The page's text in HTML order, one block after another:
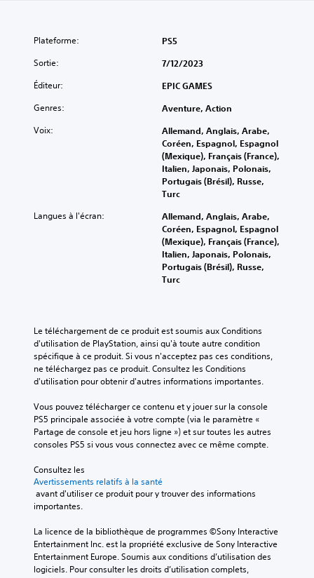
Plateforme: PS5
Sortie: 7/12/2023
Éditeur: EPIC GAMES
Genres: Aventure, Action
Voix:
Allemand, Anglais, Arabe,
Coréen, Espagnol, Espagnol
(Mexique), Français (France),
Italien, Japonais, Polonais,
Portugais (Brésil), Russe,
Turc
Langues à l'écran:
Allemand, Anglais, Arabe,
Coréen, Espagnol, Espagnol
(Mexique), Français (France),
Italien, Japonais, Polonais,
Portugais (Brésil), Russe,
Turc
Le téléchargement de ce produit est soumis aux Conditions
d'utilisation de PlayStation, ainsi qu'à toute autre condition
spécifique à ce produit. Si vous n'acceptez pas ces conditions,
ne téléchargez pas ce produit. Consultez les Conditions
d'utilisation pour obtenir d'autres informations importantes.
Vous pouvez télécharger ce contenu et y jouer sur la console
PS5 principale associée à votre compte (via le paramètre «
Partage de console et jeu hors ligne ») et sur toutes les autres
consoles PS5 si vous vous connectez avec ce même compte.
Consultez les
Avertissements relatifs à la santé
importantes.
La licence de la bibliothèque de programmes ©Sony Interactive
Entertainment Inc. est la propriété exclusive de Sony Interactive
Entertainment Europe. Soumis aux conditions d’utilisation des
logiciels. Pour consulter les droits d’utilisation complets,